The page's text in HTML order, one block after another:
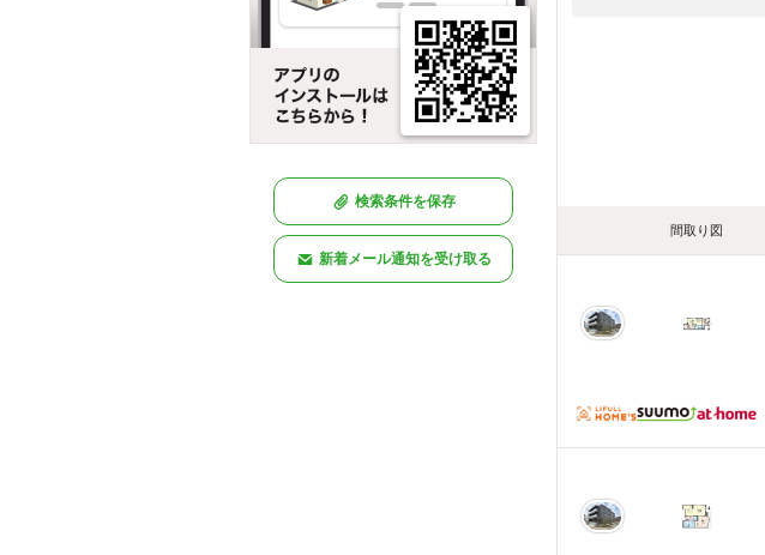
検索条件を保存
新着メール通知を受け取る
間取り図